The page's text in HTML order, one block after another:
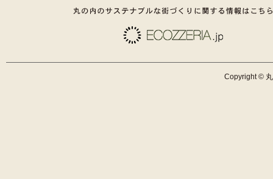
Copyright ©